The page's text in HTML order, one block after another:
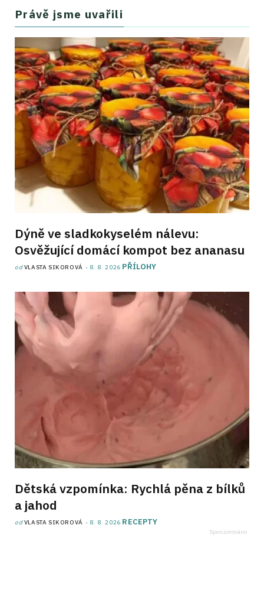
Právě jsme uvařili
Dýně ve sladkokyselém nálevu:
Osvěžující domácí kompot bez ananasu
odVLASTA SIKOROVÁ 8. 8. 2026 PŘÍLOHY
Dětská vzpomínka: Rychlá pěna z bílků
a jahod
odVLASTA SIKOROVÁ 8. 8. 2026 RECEPTY